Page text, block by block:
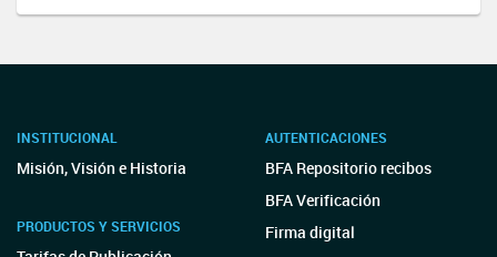
INSTITUCIONAL
Misión, Visión e Historia
PRODUCTOS Y SERVICIOS
AUTENTICACIONES
BFA Repositorio recibos
BFA Verificación
Firma digital